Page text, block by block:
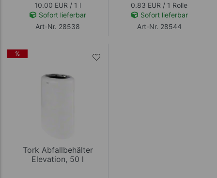
10.00 EUR / 1 l
Sofort lieferbar
Art-Nr. 28538
0.83 EUR / 1 Rolle
Sofort lieferbar
Art-Nr. 28544
%
Tork Abfallbehälter
Elevation, 50 l